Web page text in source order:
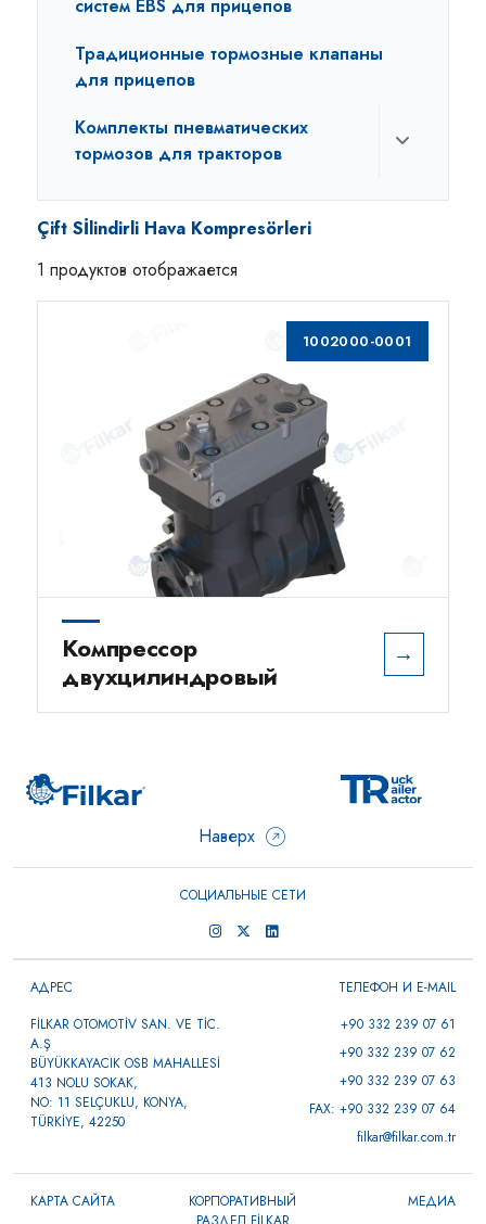
систем EBS для прицепов
Традиционные тормозные клапаны
для прицепов
Комплекты пневматических
тормозов для тракторов
Çift Sİlindirli Hava Kompresörleri
1 продуктов отображается
1002000-0001
Компрессор
двухцилиндровый
→
Наверх
СОЦИАЛЬНЫЕ СЕТИ
АДРЕС
FİLKAR OTOMOTİV SAN. VE TİC.
A.Ş
BÜYÜKKAYACIK OSB MAHALLESİ
413 NOLU SOKAK,
NO: 11 SELÇUKLU, KONYA,
TÜRKİYE, 42250
ТЕЛЕФОН И E-MAIL
+90 332 239 07 61
+90 332 239 07 62
+90 332 239 07 63
FAX: +90 332 239 07 64
filkar@filkar.com.tr
КАРТА САЙТА
КОРПОРАТИВНЫЙ
МЕДИА